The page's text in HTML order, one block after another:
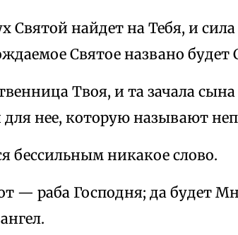
Святой найдет на Тебя, и
Святое названо
Твоя, и та зачала сына
нее, которую называют
бессильным никакое слово.
— раба Господня; да будет